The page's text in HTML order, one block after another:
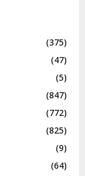
(375)
(47)
(5)
(847)
(772)
(825)
(9)
(64)